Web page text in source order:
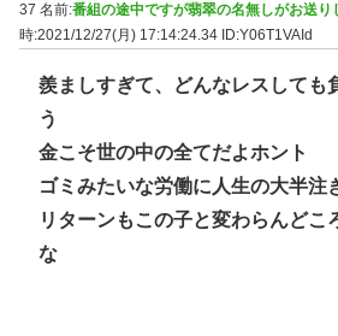
37 名前:番組の途中ですが翡翠の名無しがお送り
時:2021/12/27(月) 17:14:24.34 ID:Y06T1VAId
羨ましすぎて、どんなレスしても
う
金こそ世の中の全てだよホント
ゴミみたいな労働に人生の大半注
リターンもこの子と変わらんどこ
な